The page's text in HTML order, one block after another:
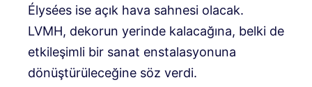
Élysées ise açık hava sahnesi olacak.
LVMH, dekorun yerinde kalacağına, belki de
etkileşimli bir sanat enstalasyonuna
dönüştürüleceğine söz verdi.